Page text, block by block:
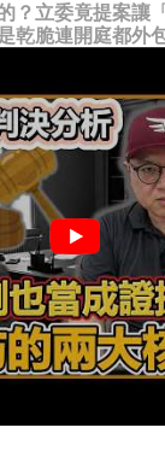
？立委竟提案讓
乾脆連開庭都外